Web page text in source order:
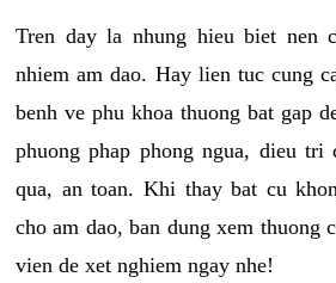
Tren day la nhung hieu biet nen
nhiem am dao. Hay lien tuc cung
benh ve phu khoa thuong bat gap
phuong phap phong ngua, dieu tri
qua, an toan. Khi thay bat cu
cho am dao, ban dung xem thuong
vien de xet nghiem ngay nhe!